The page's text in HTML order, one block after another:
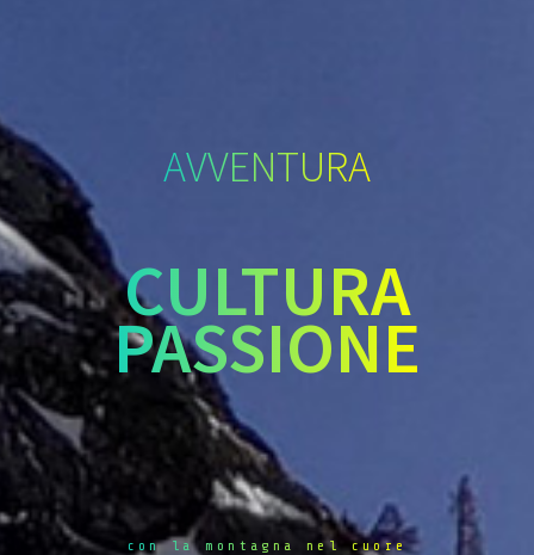
AVVENTURA
CULTURA
PASSIONE
con la montagna nel cuore